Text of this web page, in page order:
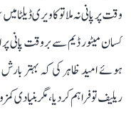
وقت پر پانی نہ ملا تو کاویری
کسان میٹور ڈیم سے بروقت پانی
ہوئے امید ظاہر کی کہ بہتر
ریلیف تو فراہم کر دیا، مگر بنیادی